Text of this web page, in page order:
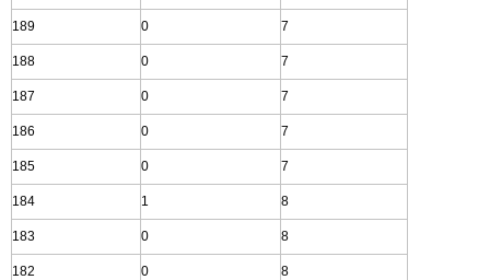
189 0 7
188 0 7
187 0 7
186 0 7
185 0 7
184 1 8
183 0 8
182 0 8